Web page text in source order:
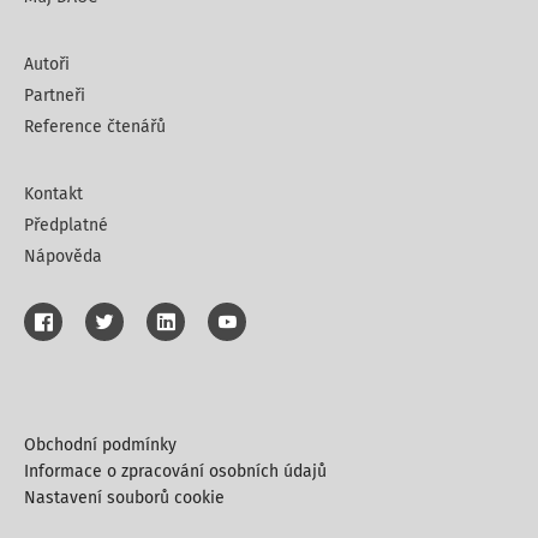
Kompetenční zákon
ústředních orgánů stanoví v
Ministerstva financí m
Autoři
Partneři
Reference čtenářů
Kontakt
Předplatné
Nápověda
Obchodní podmínky
Informace o zpracování osobních údajů
Nastavení souborů cookie